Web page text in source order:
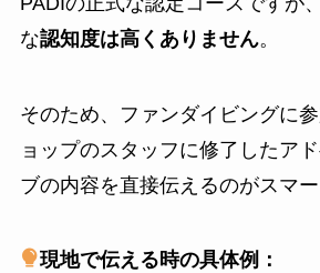
な認知度は高くありません。
そのため、ファンダイビングに
ョップのスタッフに修了したア
ブの内容を直接伝えるのがスマー
現地で伝える時の具体例：